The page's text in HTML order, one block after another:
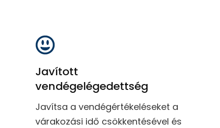
Javított
vendégelégedettség
Javítsa a vendégértékeléseket a
várakozási idő csökkentésével és